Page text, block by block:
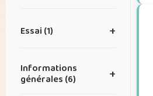
photos que je
avec vous — où puis-
je les envoyer ?
Essai (1) +
Dolly ?
Informations
générales (6) +